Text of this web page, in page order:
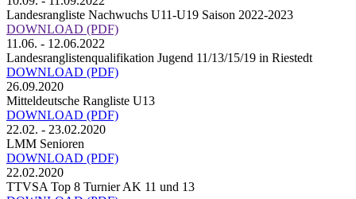
Landesrangliste Nachwuchs U11-U19 Saison 2022-2023
DOWNLOAD (PDF)
11.06. - 12.06.2022
Landesranglistenqualifikation Jugend 11/13/15/19 in Riestedt
DOWNLOAD (PDF)
26.09.2020
Mitteldeutsche Rangliste U13
DOWNLOAD (PDF)
22.02. - 23.02.2020
LMM Senioren
DOWNLOAD (PDF)
22.02.2020
TTVSA Top 8 Turnier AK 11 und 13